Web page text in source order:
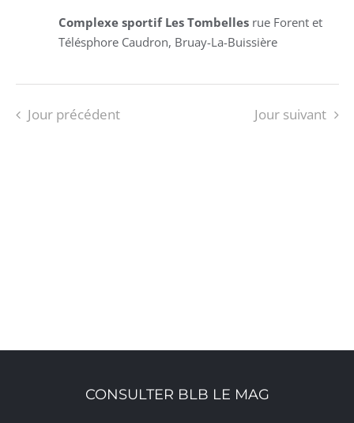
Complexe sportif Les Tombelles rue Forent et
Télésphore Caudron, Bruay-La-Buissière
Jour précédent Jour suivant
CONSULTER BLB LE MAG